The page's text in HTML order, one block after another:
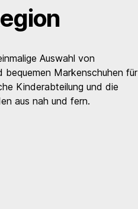
Auswahl von
bequemen Markenschuhen für
Kinderabteilung und die
aus nah und fern.